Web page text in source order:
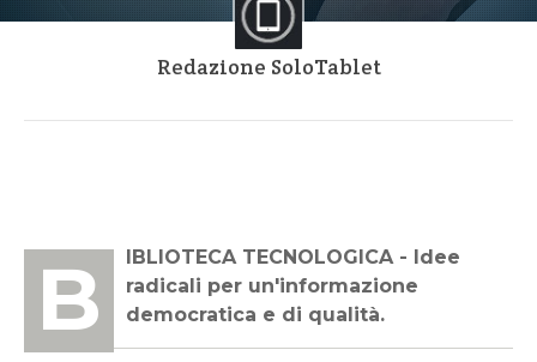
Redazione SoloTablet
BIBLIOTECA TECNOLOGICA - Idee
radicali per un'informazione
democratica e di qualità.